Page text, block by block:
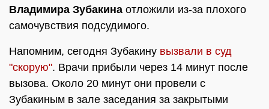
Владимира Зубакина отложили из-за плохого
самочувствия подсудимого.
Напомним, сегодня Зубакину вызвали в суд
"скорую". Врачи прибыли через 14 минут после
вызова. Около 20 минут они провели с
Зубакиным в зале заседания за закрытыми